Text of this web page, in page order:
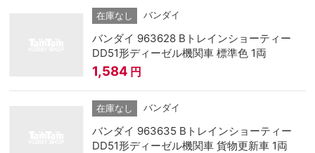
在庫なし バンダイ
バンダイ 963628 Bトレインショーティー
DD51形ディーゼル機関車 標準色 1両
1,584 円
在庫なし バンダイ
バンダイ 963635 Bトレインショーティー
DD51形ディーゼル機関車 貨物更新車 1両